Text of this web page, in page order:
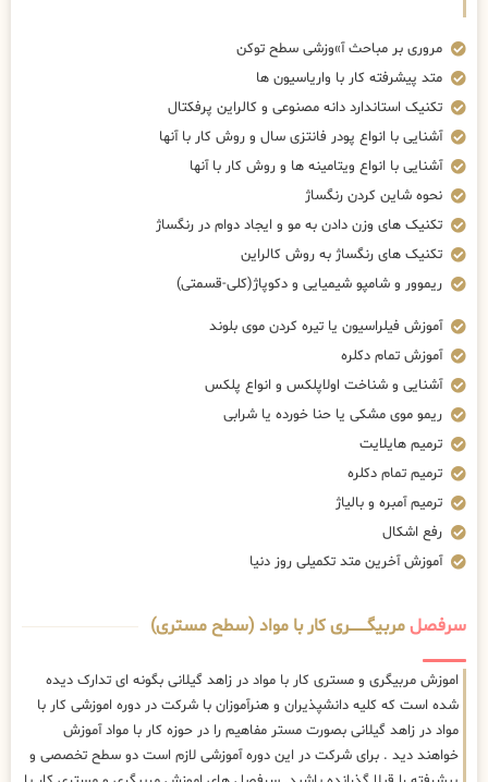
مروری بر مباحث آ»وزشی سطح توکن
متد پیشرفته کار با واریاسیون ها
تکنیک استاندارد دانه مصنوعی و کالراین پرفکتال
آشنایی با انواع پودر فانتزی سال و روش کار با آنها
آشنایی با انواع ویتامینه ها و روش کار با آنها
نحوه شاین کردن رنگساژ
تکنیک های وزن دادن به مو و ایجاد دوام در رنگساژ
تکنیک های رنگساژ به روش کالراین
ریموور و شامپو شیمیایی و دکوپاژ(کلی-قسمتی)
آموزش فیلراسیون یا تیره کردن موی بلوند
آموزش تمام دکلره
آشنایی و شناخت اولاپلکس و انواع پلکس
ریمو موی مشکی یا حنا خورده یا شرابی
ترمیم هایلایت
ترمیم تمام دکلره
ترمیم آمبره و بالیاژ
رفع اشکال
آموزش آخرین متد تکمیلی روز دنیا
سرفصلمربیگــــــــری کار با مواد (سطح مستری)
اموزش مربیگری و مستری کار با مواد در زاهد گیلانی بگونه ای تدارک دیده
شده است که کلیه دانشپذیران و هنرآموزان با شرکت در دوره اموزشی کار با
مواد در زاهد گیلانی بصورت مستر مفاهیم را در حوزه کار با مواد آموزش
خواهند دید . برای شرکت در این دوره آموزشی لازم است دو سطح تخصصی و